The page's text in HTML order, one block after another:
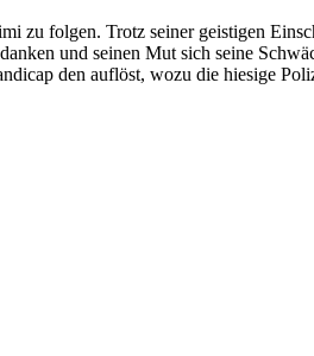
zu folgen. Trotz seiner geistigen
und seinen Mut sich seine
den auflöst, wozu die hiesige